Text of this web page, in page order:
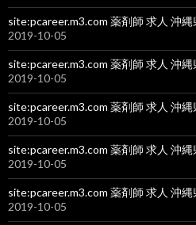
site:pcareer.m3.com 薬剤師 求人 沖
2019-10-05
site:pcareer.m3.com 薬剤師 求人 沖
2019-10-05
site:pcareer.m3.com 薬剤師 求人 沖
2019-10-05
site:pcareer.m3.com 薬剤師 求人 沖
2019-10-05
site:pcareer.m3.com 薬剤師 求人 沖
2019-10-05